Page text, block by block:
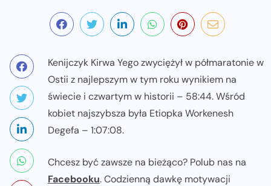
Kenijczyk Kirwa Yego zwyciężył w półmaratonie w
Ostii z najlepszym w tym roku wynikiem na
świecie i czwartym w historii – 58:44. Wśród
kobiet najszybsza była Etiopka Workenesh
Degefa – 1:07:08.
Chcesz być zawsze na bieżąco? Polub nas na
Facebooku. Codzienną dawkę motywacji